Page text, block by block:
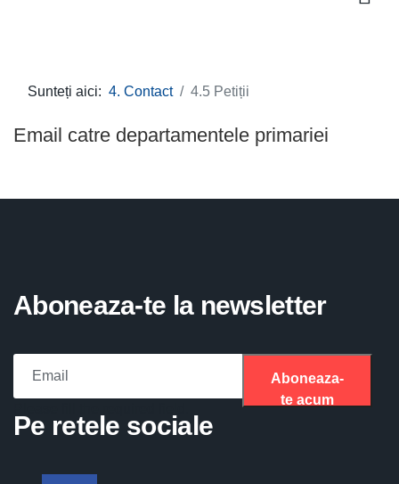
Sunteți aici: 4. Contact 4.5 Petiții
Email catre departamentele primariei
Aboneaza-te la newsletter
Aboneaza-
te acum
Pe retele sociale